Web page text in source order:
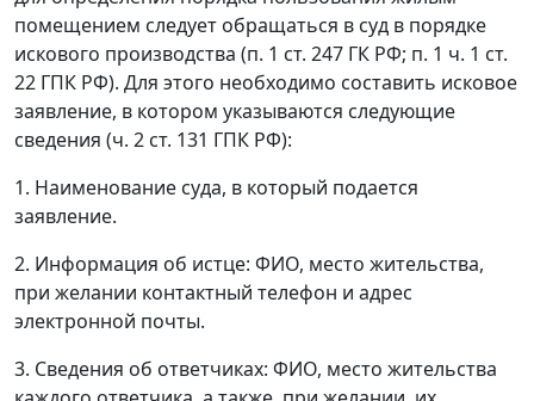
помещением следует обращаться в суд в порядке
искового производства (п. 1 ст. 247 ГК РФ; п. 1 ч. 1 ст.
22 ГПК РФ). Для этого необходимо составить исковое
заявление, в котором указываются следующие
сведения (ч. 2 ст. 131 ГПК РФ):
1. Наименование суда, в который подается
заявление.
2. Информация об истце: ФИО, место жительства,
при желании контактный телефон и адрес
электронной почты.
3. Сведения об ответчиках: ФИО, место жительства